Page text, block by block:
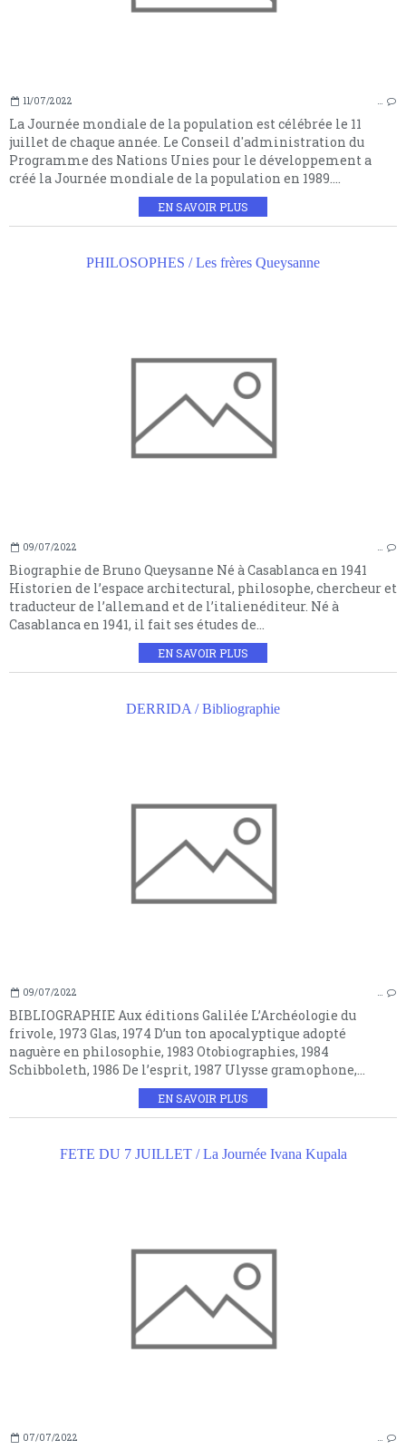
11/07/2022 …
La Journée mondiale de la population est célébrée le 11
juillet de chaque année. Le Conseil d'administration du
Programme des Nations Unies pour le développement a
créé la Journée mondiale de la population en 1989....
EN SAVOIR PLUS
PHILOSOPHES / Les frères Queysanne
09/07/2022
Biographie de Bruno Queysanne Né à Casablanca en 1941
Historien de l’espace architectural, philosophe, chercheur et
traducteur de l’allemand et de l’italienéditeur. Né à
Casablanca en 1941, il fait ses études de...
EN SAVOIR PLUS
DERRIDA / Bibliographie
09/07/2022 …
BIBLIOGRAPHIE Aux éditions Galilée L’Archéologie du
frivole, 1973 Glas, 1974 D’un ton apocalyptique adopté
naguère en philosophie, 1983 Otobiographies, 1984
Schibboleth, 1986 De l’esprit, 1987 Ulysse gramophone,...
EN SAVOIR PLUS
FETE DU 7 JUILLET / La Journée Ivana Kupala
07/07/2022 …